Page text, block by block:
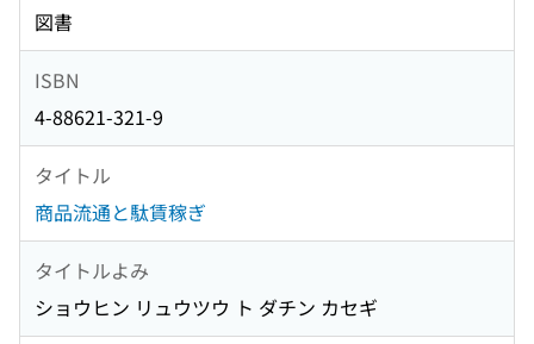
図書
ISBN
4-88621-321-9
タイトル
商品流通と駄賃稼ぎ
タイトルよみ
ショウヒン リュウツウ ト ダチン カセギ